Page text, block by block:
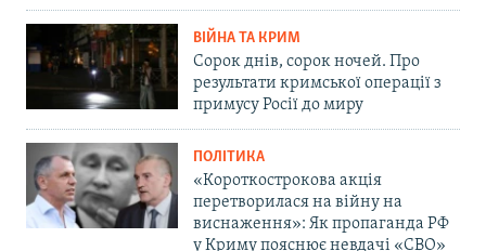
ВІЙНА ТА КРИМ
Сорок днів, сорок ночей. Про
результати кримської операції з
примусу Росії до миру
ПОЛІТИКА
«Короткострокова акція
перетворилася на війну на
виснаження»: Як пропаганда РФ
у Криму пояснює невдачі «СВО»